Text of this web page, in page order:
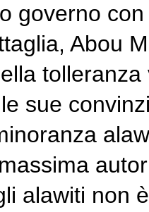
governo
Abou
sue
alawiti non